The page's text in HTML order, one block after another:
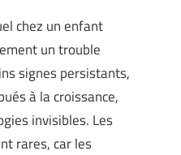
chez un enfant
un trouble
signes persistants,
à la croissance,
invisibles. Les
rares, car les